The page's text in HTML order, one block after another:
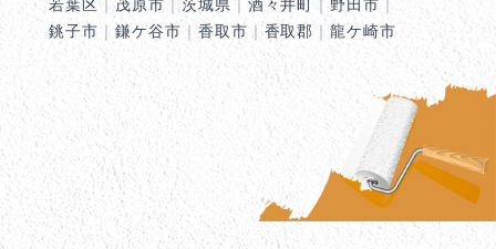
銚子市 ｜ 鎌ケ谷市 ｜ 香取市 ｜ 香取郡 ｜龍ケ崎市